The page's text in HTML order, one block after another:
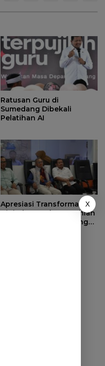
Ratusan Guru di
Sumedang Dibekali
Pelatihan AI
Apresiasi Transformasi
Digital Sumedang, Dahlan
Iskan Dorong ASN Bangun
X